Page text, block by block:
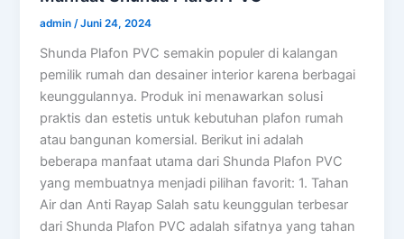
admin/Juni 24, 2024
Shunda Plafon PVC semakin populer di kalangan
pemilik rumah dan desainer interior karena berbagai
keunggulannya. Produk ini menawarkan solusi
praktis dan estetis untuk kebutuhan plafon rumah
atau bangunan komersial. Berikut ini adalah
beberapa manfaat utama dari Shunda Plafon PVC
yang membuatnya menjadi pilihan favorit: 1. Tahan
Air dan Anti Rayap Salah satu keunggulan terbesar
dari Shunda Plafon PVC adalah sifatnya yang tahan